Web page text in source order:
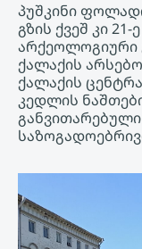
პუშკინი
გზის ქვეშ კი
არქეოლოგიური
ქალაქის
ქალაქის
კედლის
განვითარებული